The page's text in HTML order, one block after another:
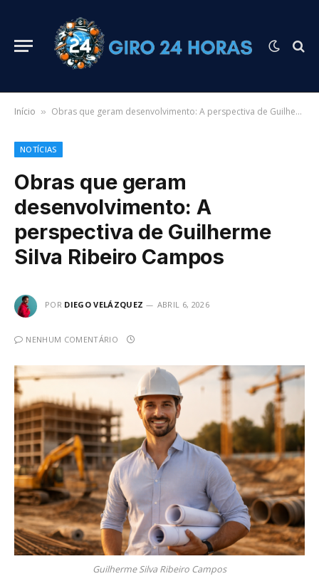
Início » Obras que geram desenvolvimento: A perspectiva de Guilherme Silva Ribeiro Campos
NOTÍCIAS
Obras que geram
desenvolvimento: A
perspectiva de Guilherme
Silva Ribeiro Campos
POR DIEGO VELÁZQUEZ ABRIL 6, 2026
NENHUM COMENTÁRIO
Guilherme Silva Ribeiro Campos